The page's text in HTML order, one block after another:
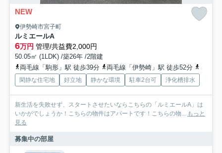
NEW
伊勢崎市宮子町
ルミエールA
6万円 管理/共益費2,000円
50.05㎡ (1LDK) /築26年 /2階建
両毛線「駒形」駅 徒歩39分
両毛線「伊勢崎」駅 徒歩52分
閑静な住宅地 好立地 静かな環境 駐車2台可 浄化槽排水
新生活を失敗せず、スタートさせたいならこちらの「ルミエールA」は
いかがでしょうか！こちらの物件はアパートです！こちらの物... もっと
見る
募集中の部屋